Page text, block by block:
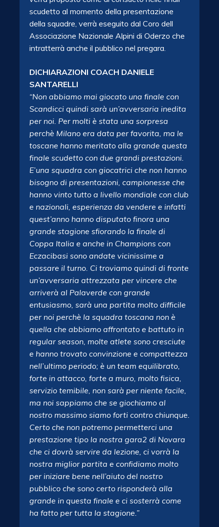
scudetto al momento della presentazione
della squadre, verrà eseguito dal Coro dell
Associazione Nazionale Alpini di Oderzo che
intratterrà anche il pubblico nel pregara.
DICHIARAZIONI COACH DANIELE
SANTARELLI
“Non abbiamo mai giocato una finale con
Scandicci quindi sarà un’avversaria inedita
per noi. Per molti è stata una sorpresa
perchè Milano era data per favorita, ma le
toscane hanno meritato alla grande questa
finale scudetto con due grandi prestazioni.
E’una squadra con giocatrici che non hanno
bisogno di presentazioni, campionesse che
hanno vinto tutto a livello mondiale con club
e nazionali, esperienza da vendere e infatti
quest’anno hanno disputato finora una
grande stagione sfiorando la finale di
Coppa Italia e anche in Champions con
Eczacibasi sono andate vicinissime a
passare il turno. Ci troviamo quindi di fronte
un’avversaria attrezzata per vincere che
arriverà al Palaverde con grande
entusiasmo, sarà una partita molto difficile
per noi perchè la squadra toscana non è
quella che abbiamo affrontato e battuto in
regular season, molte atlete sono cresciute
e hanno trovato convinzione e compattezza
nell’ultimo periodo; è un team equilibrato,
forte in attacco, forte a muro, molto fisica,
servizio temibile, non sarà per niente facile,
ma noi sappiamo che se giochiamo al
nostro massimo siamo forti contro chiunque.
Certo che non potremo permetterci una
prestazione tipo la nostra gara2 di Novara
che ci dovrà servire da lezione, ci vorrà la
nostra miglior partita e confidiamo molto
per iniziare bene nell’aiuto del nostro
pubblico che sono certo risponderà alla
grande in questa finale e ci sosterrà come
ha fatto per tutta la stagione.”